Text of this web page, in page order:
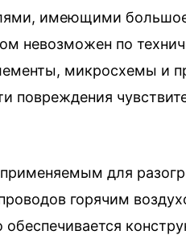
имеющими
невозможен по
микросхемы и
повреждения
для
горячим